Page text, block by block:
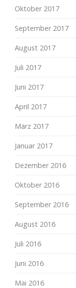
Oktober 2017
September 2017
August 2017
Juli 2017
Juni 2017
April 2017
März 2017
Januar 2017
Dezember 2016
Oktober 2016
September 2016
August 2016
Juli 2016
Juni 2016
Mai 2016